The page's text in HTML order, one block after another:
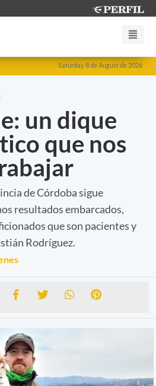
Saturday 8 de August de 2026
un dique
que nos
de Córdoba sigue
resultados embarcados,
que son pacientes y
Rodríguez.